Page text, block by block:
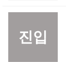
진입